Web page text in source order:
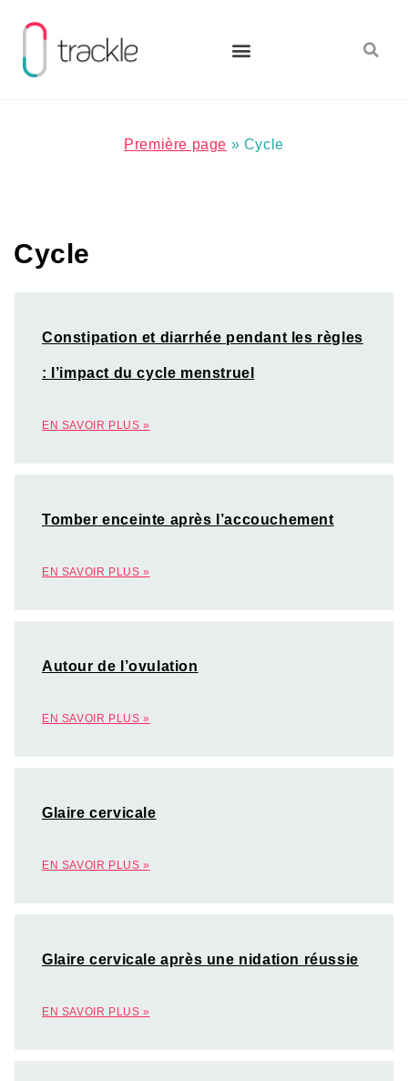
contenu
Première page » Cycle
Cycle
Constipation et diarrhée pendant les règles
: l’impact du cycle menstruel
EN SAVOIR PLUS »
Tomber enceinte après l’accouchement
EN SAVOIR PLUS »
Autour de l’ovulation
EN SAVOIR PLUS »
Glaire cervicale
EN SAVOIR PLUS »
Glaire cervicale après une nidation réussie
EN SAVOIR PLUS »